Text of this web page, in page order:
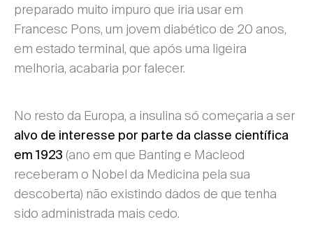
preparado muito impuro que iria usar em
Francesc Pons, um jovem diabético de 20 anos,
em estado terminal, que após uma ligeira
melhoria, acabaria por falecer.
No resto da Europa, a insulina só começaria a ser
alvo de interesse por parte da classe científica
em 1923 (ano em que Banting e Macleod
receberam o Nobel da Medicina pela sua
descoberta) não existindo dados de que tenha
sido administrada mais cedo.